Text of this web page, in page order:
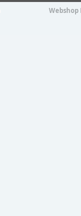
Webshop